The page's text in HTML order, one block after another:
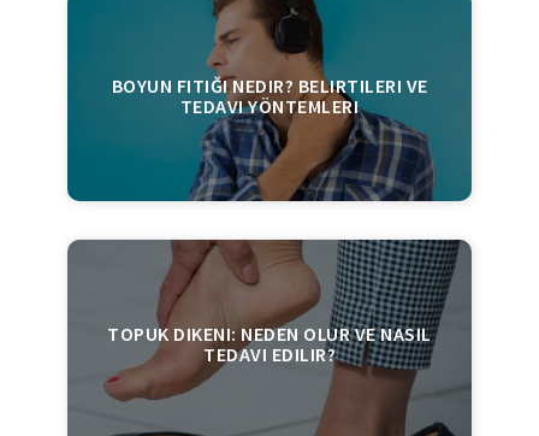
BOYUN FITIĞI NEDIR? BELIRTILERI VE
TEDAVI YÖNTEMLERI
TOPUK DIKENI: NEDEN OLUR VE NASIL
TEDAVI EDILIR?